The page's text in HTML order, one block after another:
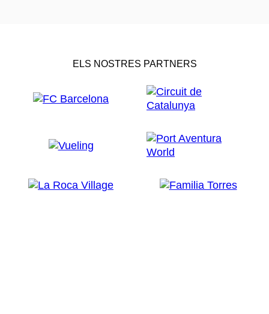
ELS NOSTRES PARTNERS